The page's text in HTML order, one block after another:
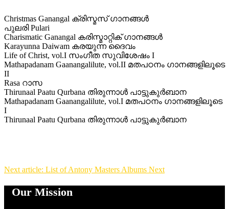
Christmas Ganangal ക്രിസ്മസ് ഗാനങ്ങള്‍
പുലരി Pulari
Charismatic Ganangal കരിസ്മാറ്റിക് ഗാനങ്ങള്‍
Karayunna Daiwam കരയുന്ന ദൈവം
Life of Christ, vol.I സംഗീത സുവിശേഷം I
Mathapadanam Gaanangalilute, vol.II മതപഠനം ഗാനങ്ങളിലൂടെ
II
Rasa റാസ
Thirunaal Paatu Qurbana തിരുന്നാള്‍ പാട്ടുകുര്‍ബാന
Mathapadanam Gaanangalilute, vol.I മതപഠനം ഗാനങ്ങളിലൂടെ
I
Thirunaal Paatu Qurbana തിരുന്നാള്‍ പാട്ടുകുര്‍ബാന
Next article: List of Antony Masters Albums Next
Our Mission